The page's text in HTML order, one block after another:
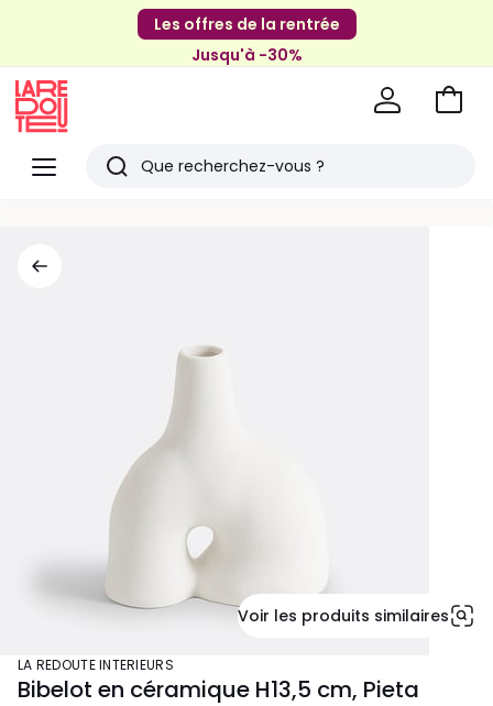
Les offres de la rentrée
Jusqu'à -30%
Menu
Redoute
Rechercher
Aller
Voir les produits similaires
LA REDOUTE INTERIEURS
Bibelot en céramique H13,5 cm, Pieta